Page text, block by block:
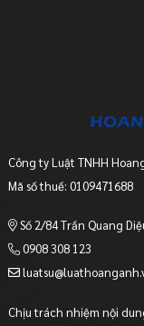
Công ty Luật TNHH
Mã số thuế: 0109471688
Số 2/84 Trần Quang
0908 308 123
Chịu trách nhiệm nội